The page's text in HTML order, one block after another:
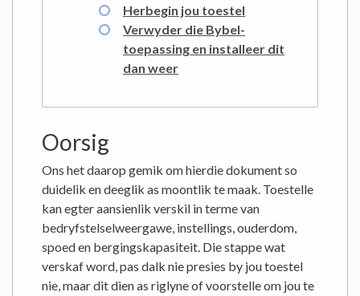
Herbegin jou toestel
Verwyder die Bybel-
toepassing en installeer dit
dan weer
Oorsig
Ons het daarop gemik om hierdie dokument so
duidelik en deeglik as moontlik te maak. Toestelle
kan egter aansienlik verskil in terme van
bedryfstelselweergawe, instellings, ouderdom,
spoed en bergingskapasiteit. Die stappe wat
verskaf word, pas dalk nie presies by jou toestel
nie, maar dit dien as riglyne of voorstelle om jou te